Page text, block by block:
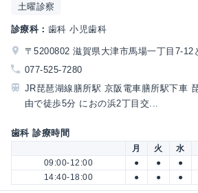
土曜診察
診療科： 歯科 小児歯科
〒5200802 滋賀県大津市馬場一丁目7-12
077-525-7280
JR琵琶湖線膳所駅 京阪電車膳所駅下車
由で徒歩5分 におの浜2丁目交...
歯科 診療時間
月 火 水
09:00-12:00
● ● ●
14:40-18:00
● ● ●